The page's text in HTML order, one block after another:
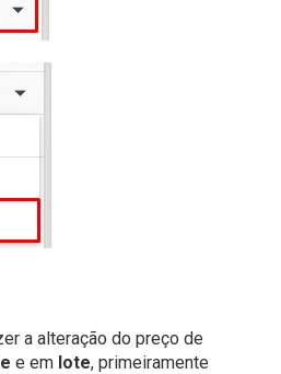
a alteração do preço de
e em lote, primeiramente